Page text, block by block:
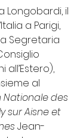
Longobardi, il
a Parigi,
Segretaria
all’Estero),
al
Nationale des
sur Aisne et
Jean-